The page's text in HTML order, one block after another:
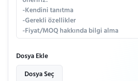
Dosya Ekle
Dosya Seç